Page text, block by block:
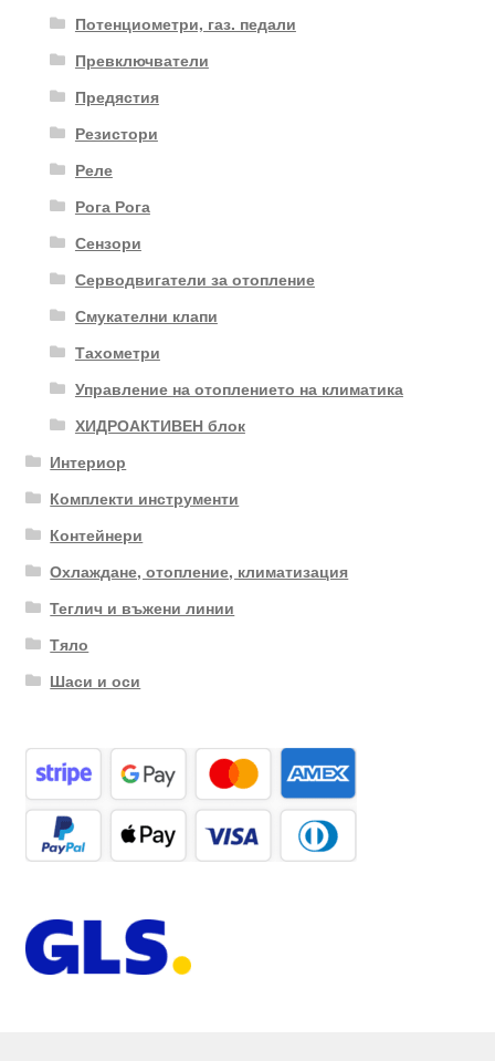
Потенциометри, газ. педали
Превключватели
Предястия
Резистори
Реле
Рога Рога
Сензори
Серводвигатели за отопление
Смукателни клапи
Тахометри
Управление на отоплението на климатика
ХИДРОАКТИВЕН блок
Интериор
Комплекти инструменти
Контейнери
Охлаждане, отопление, климатизация
Теглич и въжени линии
Тяло
Шаси и оси